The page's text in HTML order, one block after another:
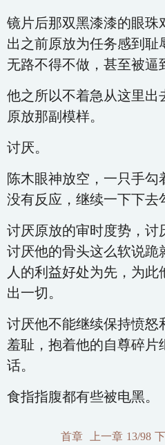
镜片后那双黑漆漆的眼珠
出之前原放为任务感到耻
无路不得不做，甚至被逼
他之所以不着急从这里出
原放那副模样。
讨厌。
陈木眼神放空，一只手
没有反应，继续一下下去
讨厌原放的审时度势，讨
讨厌他的骨头这么软说跪
人的利益好处为先，为
出一切。
讨厌他不能继续保持愤怒
羞耻，抱着他的自尊碎片
话。
食指指腹都有些被电黑。
首章 上一章 13/98